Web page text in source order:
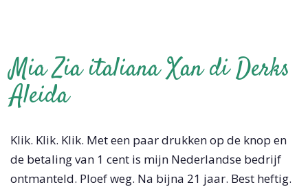
Mia Zia italiana Xan di Derks
Aleida
Klik. Klik. Klik. Met een paar drukken op de knop en
de betaling van 1 cent is mijn Nederlandse bedrijf
ontmanteld. Ploef weg. Na bijna 21 jaar. Best heftig.